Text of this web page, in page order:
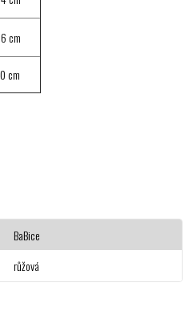
cm
cm
BaBice
růžová